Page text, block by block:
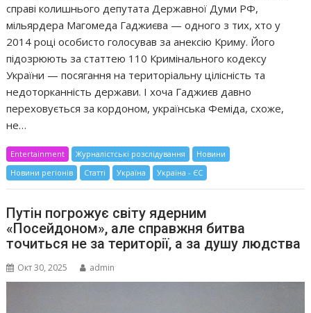
справі колишнього депутата Державної Думи РФ,
мільярдера Магомеда Гаджиєва — одного з тих, хто у
2014 році особисто голосував за анексію Криму. Його
підозрюють за статтею 110 Кримінального кодексу
України — посягання на територіальну цілісність та
недоторканність держави. І хоча Гаджиєв давно
переховується за кордоном, українська Феміда, схоже,
не…
Entertainment Журналістські розслідування
Новини
Новини регіонів
Статті Україна Україна - ЄС
Путін погрожує світу ядерним
«Посейдоном», але справжня битва
точиться не за території, а за душу людства
Окт 30, 2025 admin